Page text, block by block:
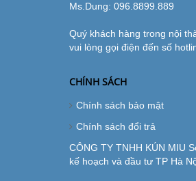
Ms.Dung: 096.8899.889
Quý khách hàng trong nội
vui lòng gọi điện đến số
CHÍNH SÁCH
Chính sách bảo mật
Chính sách đổi trả
CÔNG TY TNHH KÚN MIU
kế hoạch và đầu tư TP Hà